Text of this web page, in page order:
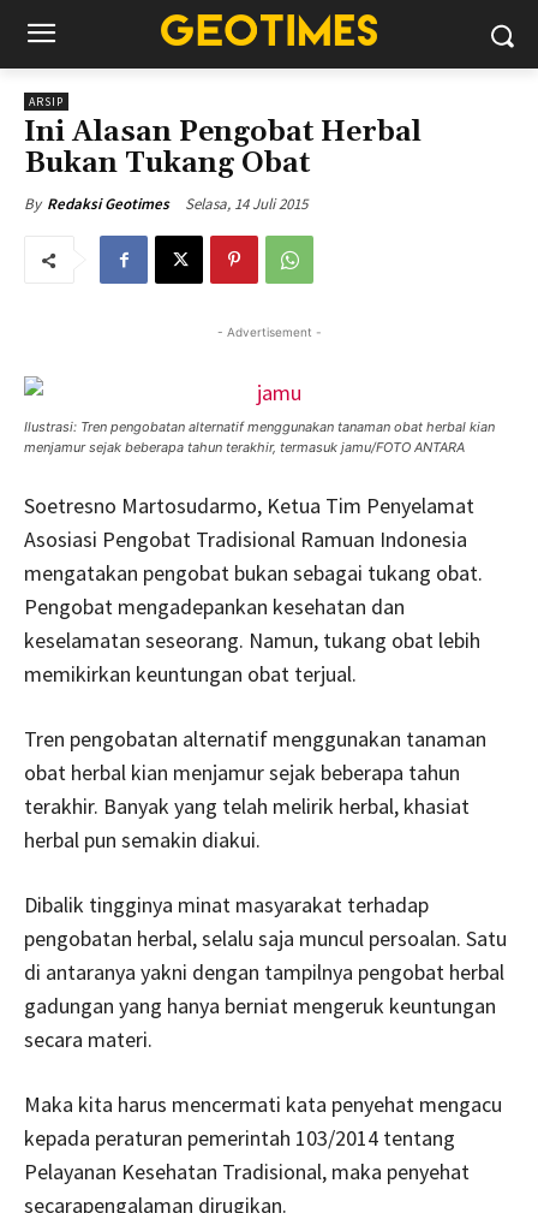
ARSIP
Ini Alasan Pengobat Herbal
Bukan Tukang Obat
By Redaksi Geotimes Selasa, 14 Juli 2015
- Advertisement -
Ilustrasi: Tren pengobatan alternatif menggunakan tanaman obat herbal kian
menjamur sejak beberapa tahun terakhir, termasuk jamu/FOTO ANTARA
Soetresno Martosudarmo, Ketua Tim Penyelamat
Asosiasi Pengobat Tradisional Ramuan Indonesia
mengatakan pengobat bukan sebagai tukang obat.
Pengobat mengadepankan kesehatan dan
keselamatan seseorang. Namun, tukang obat lebih
memikirkan keuntungan obat terjual.
Tren pengobatan alternatif menggunakan tanaman
obat herbal kian menjamur sejak beberapa tahun
terakhir. Banyak yang telah melirik herbal, khasiat
herbal pun semakin diakui.
Dibalik tingginya minat masyarakat terhadap
pengobatan herbal, selalu saja muncul persoalan. Satu
di antaranya yakni dengan tampilnya pengobat herbal
gadungan yang hanya berniat mengeruk keuntungan
secara materi.
Maka kita harus mencermati kata penyehat mengacu
kepada peraturan pemerintah 103/2014 tentang
Pelayanan Kesehatan Tradisional, maka penyehat
secarapengalaman dirugikan.